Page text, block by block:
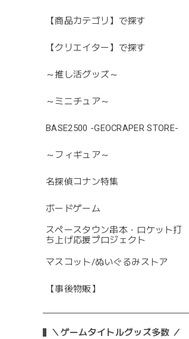
【商品カテゴリ】で探す
【クリエイター】で探す
～推し活グッズ～
～ミニチュア～
BASE2500 -GEOCRAPER STORE-
～フィギュア～
名探偵コナン特集
ボードゲーム
スペースタウン串本・ロケット打
ち上げ応援プロジェクト
マスコット/ぬいぐるみストア
【事後物販】
＼ゲームタイトルグッズ多数 ／